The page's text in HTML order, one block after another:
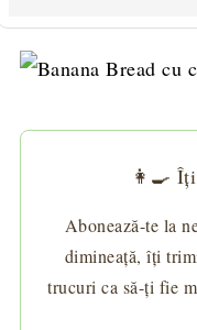
👩‍🍳
Abonează-te la
dimineață, îți
trucuri ca să-ți fie